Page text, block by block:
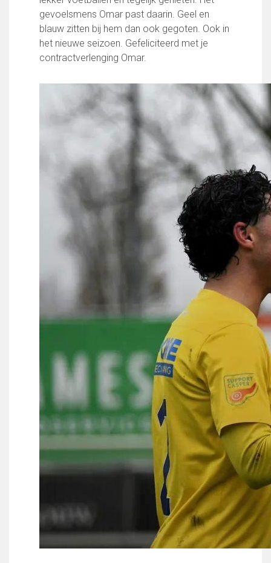
gevoelsmens Omar past daarin. Geel en
blauw zitten bij hem dan ook gegoten. Ook in
het nieuwe seizoen. Gefeliciteerd met je
contractverlenging Omar.